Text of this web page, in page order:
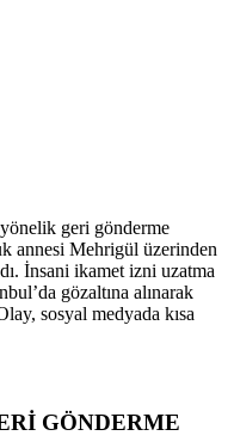
geri gönderme
annesi Mehrigül üzerinden
İnsani ikamet izni uzatma
gözaltına alınarak
sosyal medyada kısa
GÖNDERME